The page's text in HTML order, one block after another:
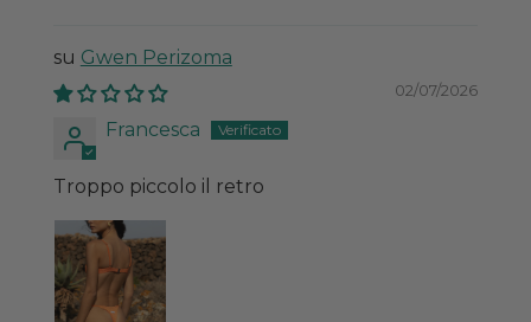
Gwen Perizoma
02/07/2026
Francesca
Troppo piccolo il retro